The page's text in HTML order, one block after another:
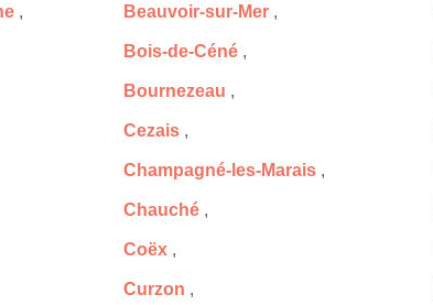
, Beauvoir-sur-Mer ,
Bois-de-Céné ,
Bournezeau ,
Cezais ,
Champagné-les-Marais ,
Chauché ,
Coëx ,
Curzon ,